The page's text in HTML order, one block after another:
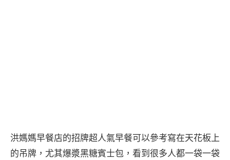
洪媽媽早餐店的招牌超人氣早餐可以參考寫在天花板上
的吊牌，尤其爆漿黑糖賓士包，看到很多人都一袋一袋